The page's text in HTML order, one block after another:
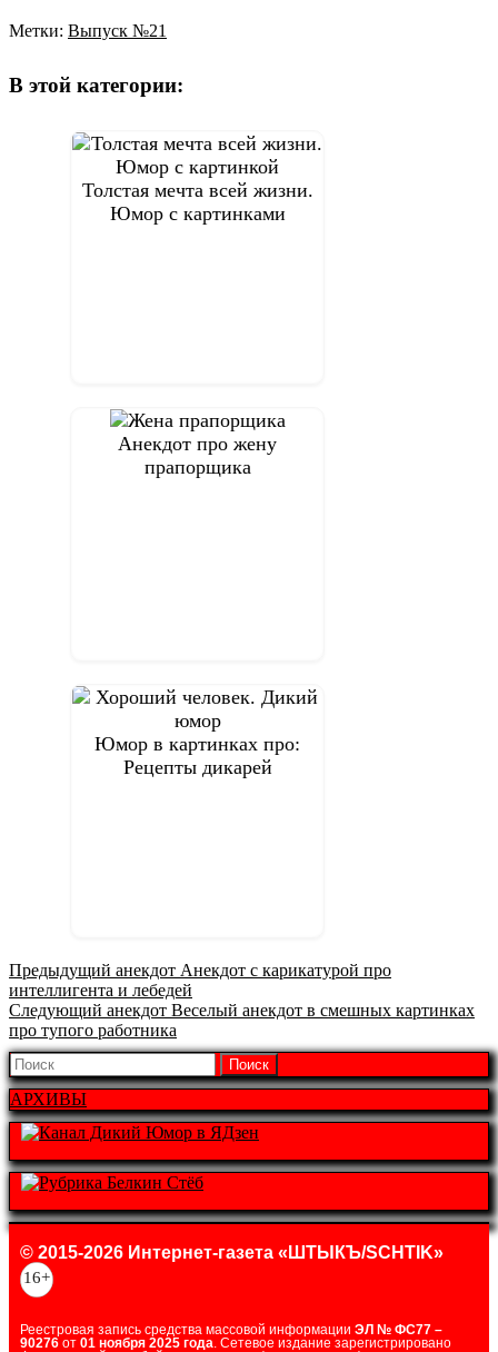
Метки: Выпуск №21
В этой категории:
Толстая мечта всей жизни.
Юмор с картинками
Анекдот про жену
прапорщика
Юмор в картинках про:
Рецепты дикарей
по
Предыдущий анекдот Предыдущая
запись:
Анекдот с карикатурой про
интеллигента и лебедей
Следующий анекдот Следующая
запись:
Веселый анекдот в смешных картинках
про тупого работника
Найти:
АРХИВЫ
© 2015-2026 Интернет-газета «ШТЫКЪ/SCHTIK»
16+
Реестровая запись средства массовой информации ЭЛ № ФС77 –
90276 от 01 ноября 2025 года . Сетевое издание зарегистрировано